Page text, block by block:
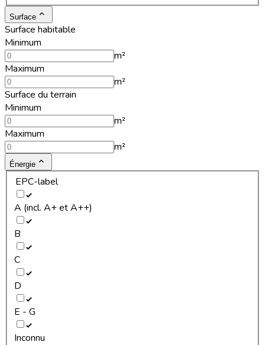
Surface
Surface habitable
Minimum
m²
Maximum
m²
Surface du terrain
Minimum
m²
Maximum
m²
Énergie
EPC-label
A (incl. A+ et A++)
B
C
D
E - G
Inconnu